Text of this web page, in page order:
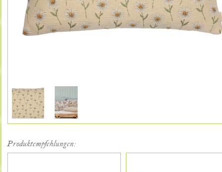
Produktempfehlungen: